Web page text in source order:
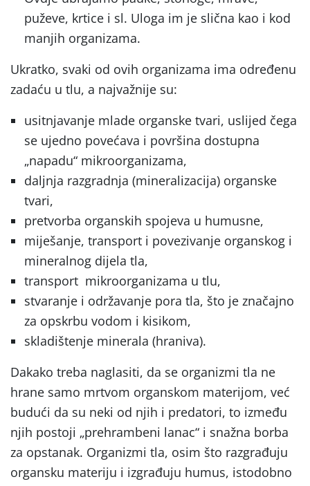
puževe, krtice i sl. Uloga im je slična kao i kod
manjih organizama.
Ukratko, svaki od ovih organizama ima određenu
zadaću u tlu, a najvažnije su:
usitnjavanje mlade organske tvari, uslijed čega
se ujedno povećava i površina dostupna
„napadu“ mikroorganizama,
daljnja razgradnja (mineralizacija) organske
tvari,
pretvorba organskih spojeva u humusne,
miješanje, transport i povezivanje organskog i
mineralnog dijela tla,
transport mikroorganizama u tlu,
stvaranje i održavanje pora tla, što je značajno
za opskrbu vodom i kisikom,
skladištenje minerala (hraniva).
Dakako treba naglasiti, da se organizmi tla ne
hrane samo mrtvom organskom materijom, već
budući da su neki od njih i predatori, to između
njih postoji „prehrambeni lanac“ i snažna borba
za opstanak. Organizmi tla, osim što razgrađuju
organsku materiju i izgrađuju humus, istodobno